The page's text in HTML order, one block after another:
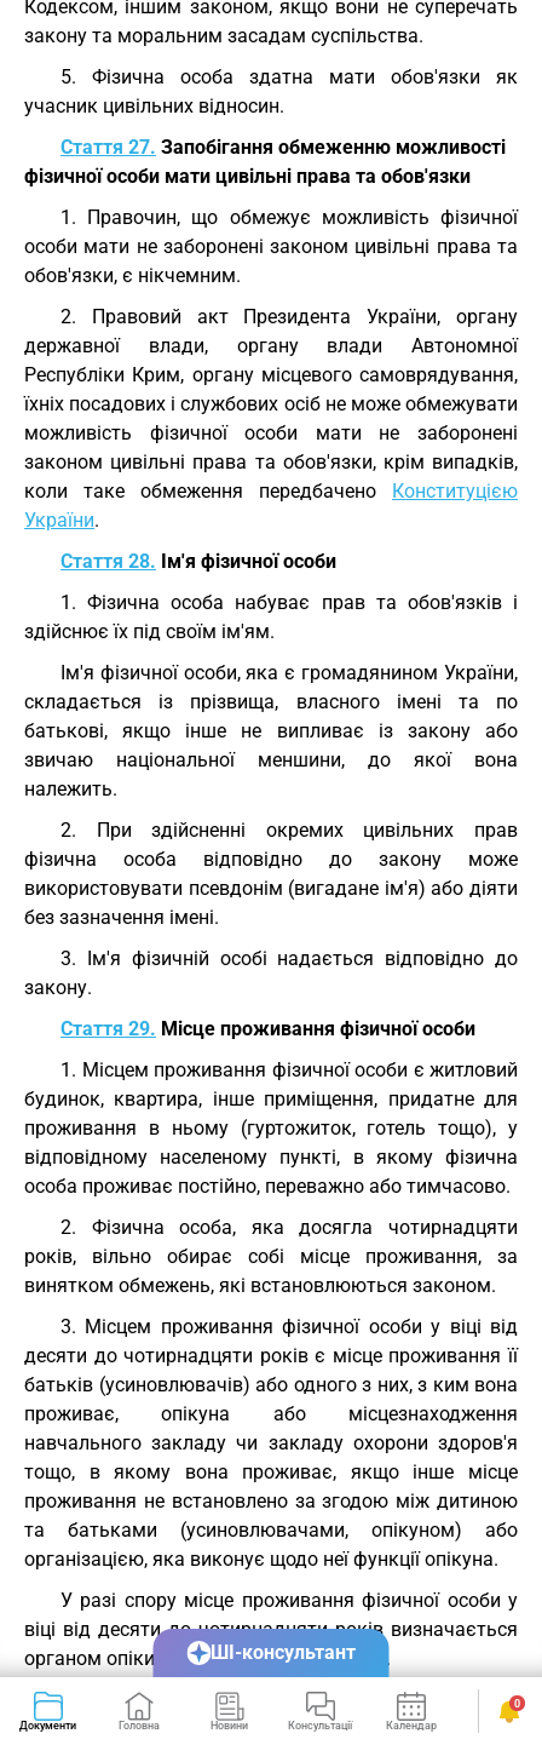
Кодексом, іншим законом, якщо вони не суперечать
закону та моральним засадам суспільства.
5. Фізична особа здатна мати обов'язки як
учасник цивільних відносин.
Стаття 27. Запобігання обмеженню можливості
фізичної особи мати цивільні права та обов'язки
1. Правочин, що обмежує можливість фізичної
особи мати не заборонені законом цивільні права та
обов'язки, є нікчемним.
2. Правовий акт Президента України, органу
державної влади, органу влади Автономної
Республіки Крим, органу місцевого самоврядування,
їхніх посадових і службових осіб не може обмежувати
можливість фізичної особи мати не заборонені
законом цивільні права та обов'язки, крім випадків,
коли таке обмеження передбачено Конституцією
України.
Стаття 28. Ім'я фізичної особи
1. Фізична особа набуває прав та обов'язків і
здійснює їх під своїм ім'ям.
Ім'я фізичної особи, яка є громадянином України,
складається із прізвища, власного імені та по
батькові, якщо інше не випливає із закону або
звичаю національної меншини, до якої вона
належить.
2. При здійсненні окремих цивільних прав
фізична особа відповідно до закону може
використовувати псевдонім (вигадане ім'я) або діяти
без зазначення імені.
3. Ім'я фізичній особі надається відповідно до
закону.
Стаття 29. Місце проживання фізичної особи
1. Місцем проживання фізичної особи є житловий
будинок, квартира, інше приміщення, придатне для
проживання в ньому (гуртожиток, готель тощо), у
відповідному населеному пункті, в якому фізична
особа проживає постійно, переважно або тимчасово.
2. Фізична особа, яка досягла чотирнадцяти
років, вільно обирає собі місце проживання, за
винятком обмежень, які встановлюються законом.
3. Місцем проживання фізичної особи у віці від
десяти до чотирнадцяти років є місце проживання її
батьків (усиновлювачів) або одного з них, з ким вона
проживає, опікуна або місцезнаходження
навчального закладу чи закладу охорони здоров'я
тощо, в якому вона проживає, якщо інше місце
проживання не встановлено за згодою між дитиною
та батьками (усиновлювачами, опікуном) або
організацією, яка виконує щодо неї функції опікуна.
У разі спору місце проживання фізичної особи у
віці від десяти до чотирнадцяти років визначається
органом опіки та піклування або судом.
4. Місцем проживання фізичної особи, яка не
досягла десяти років, є місце проживання її батьків
Документи Головна Новини Консультації Календар Сервіси
0
ШІ-консультант